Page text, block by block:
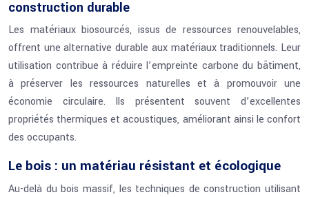
construction durable
Les matériaux biosourcés, issus de ressources renouvelables,
offrent une alternative durable aux matériaux traditionnels. Leur
utilisation contribue à réduire l’empreinte carbone du bâtiment,
à préserver les ressources naturelles et à promouvoir une
économie circulaire. Ils présentent souvent d’excellentes
propriétés thermiques et acoustiques, améliorant ainsi le confort
des occupants.
Le bois : un matériau résistant et écologique
Au-delà du bois massif, les techniques de construction utilisant